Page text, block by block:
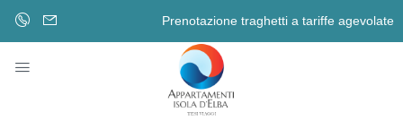
Prenotazione traghetti a tariffe agevolate